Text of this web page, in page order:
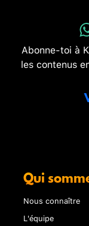
Abonne-toi à
les contenus
Qui
Nous connaître
L'équipe